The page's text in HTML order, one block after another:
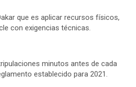
que es aplicar recursos físicos,
con exigencias técnicas.
minutos antes de cada
establecido para 2021.